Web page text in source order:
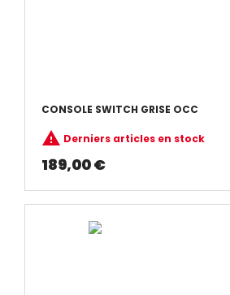
CONSOLE SWITCH GRISE OCC
 Derniers articles en stock
189,00 €